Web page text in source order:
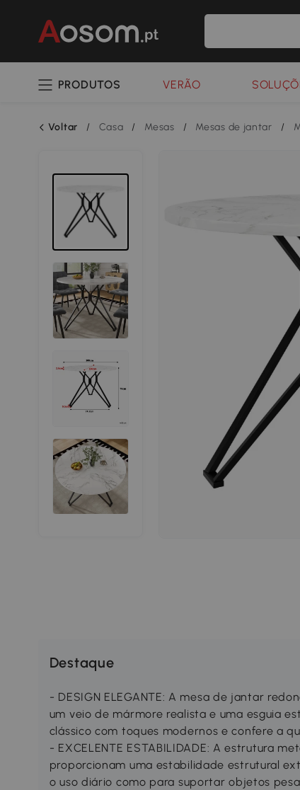
PRODUTOS VERÃO
Voltar / Casa / Mesas / Mesas de jantar /
Destaque
- DESIGN ELEGANTE: A mesa de jantar
um veio de mármore realista e uma esguia
clássico com toques modernos e confere a
- EXCELENTE ESTABILIDADE: A estrutura
proporcionam uma estabilidade estrutural
o uso diário como para suportar objetos